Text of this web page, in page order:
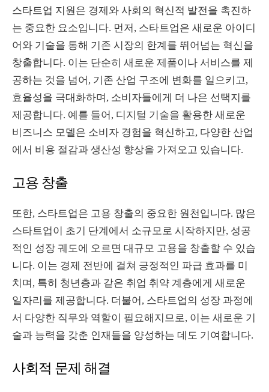
스타트업 지원은 경제와 사회의 혁신적 발전을 촉진하
는 중요한 요소입니다. 먼저, 스타트업은 새로운 아이디
어와 기술을 통해 기존 시장의 한계를 뛰어넘는 혁신을
창출합니다. 이는 단순히 새로운 제품이나 서비스를 제
공하는 것을 넘어, 기존 산업 구조에 변화를 일으키고,
효율성을 극대화하며, 소비자들에게 더 나은 선택지를
제공합니다. 예를 들어, 디지털 기술을 활용한 새로운
비즈니스 모델은 소비자 경험을 혁신하고, 다양한 산업
에서 비용 절감과 생산성 향상을 가져오고 있습니다.
고용 창출
또한, 스타트업은 고용 창출의 중요한 원천입니다. 많은
스타트업이 초기 단계에서 소규모로 시작하지만, 성공
적인 성장 궤도에 오르면 대규모 고용을 창출할 수 있습
니다. 이는 경제 전반에 걸쳐 긍정적인 파급 효과를 미
치며, 특히 청년층과 같은 취업 취약 계층에게 새로운
일자리를 제공합니다. 더불어, 스타트업의 성장 과정에
서 다양한 직무와 역할이 필요해지므로, 이는 새로운 기
술과 능력을 갖춘 인재들을 양성하는 데도 기여합니다.
사회적 문제 해결